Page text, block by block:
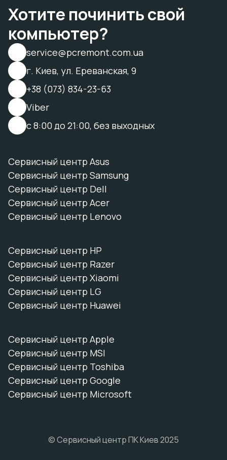
Хотите починить свой
компьютер?
service@pcremont.com.ua
г. Киев, ул. Ереванская, 9
+38 (073) 834-23-63
Viber
с 8:00 до 21:00, без выходных
Сервисный центр Asus
Сервисный центр Samsung
Сервисный центр Dell
Сервисный центр Acer
Сервисный центр Lenovo
Сервисный центр HP
Сервисный центр Razer
Сервисный центр Xiaomi
Сервисный центр LG
Сервисный центр Huawei
Сервисный центр Apple
Сервисный центр MSI
Сервисный центр Toshiba
Сервисный центр Google
Сервисный центр Microsoft
© Сервисный центр ПК Киев 2025